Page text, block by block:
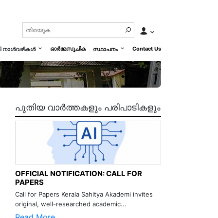
നാൾവഴികൾ ഓർമ്മസൂചിക സ്ഥാപനം Contact Us
പുതിയ വാർത്തകളും പരിപാടികളും
OFFICIAL NOTIFICATION: CALL FOR
PAPERS
Call for Papers Kerala Sahitya Akademi invites
original, well-researched academic...